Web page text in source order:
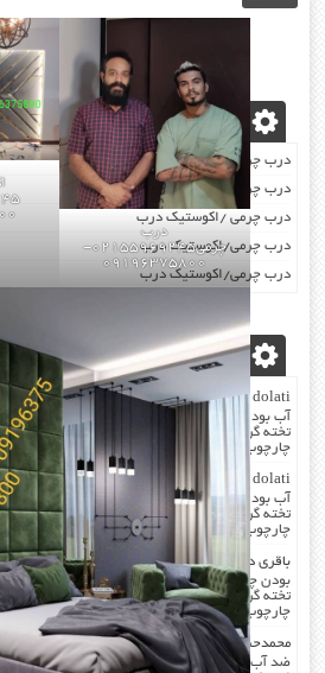
درب
چرمی02155969245-
09196375800
نوشته‌های
درب چرمی/اکوستیک درب
درب چرمی/اکوستیک درب
درب چرمی /اکوستیک درب
درب چرمی/اکوستیک درب
درب چرمی/اکوستیک درب
آخرین
dolatiدر صدا گیر…درب اکوستیک…چرم کردن
آب بودن چرم …در هنگام چرم کردن همه ی درز
تخته گرفته میشود که جلوی صدا را میگیرد . کار
چارچوب فیکس میشود۰۹۱۹۶۳۷۵۸۰۰-۰۹۳۰۷۸۰۱۷۸۸مهندس دولتی
dolati
صدا گیر…درب اکوستیک…چرم کردن
آب بودن چرم …در هنگام چرم کردن همه ی درز
تخته گرفته میشود که جلوی صدا را میگیرد . کار
چارچوب فیکس میشود۰۹۱۹۶۳۷۵۸۰۰-۰۹۳۰۷۸۰۱۷۸۸مهندس دولتی
باقری در
صدا گیر…درب اکوستیک…چرم کردن
بودن چرم …در هنگام چرم کردن همه ی درز های
تخته گرفته میشود که جلوی صدا را میگیرد . کار
چارچوب فیکس میشود۰۹۱۹۶۳۷۵۸۰۰-۰۹۳۰۷۸۰۱۷۸۸مهندس دولتی
محمدحسندر صدا گیر…درب اکوستیک…چرم
ضد آب بودن چرم …در هنگام چرم کردن همه ی